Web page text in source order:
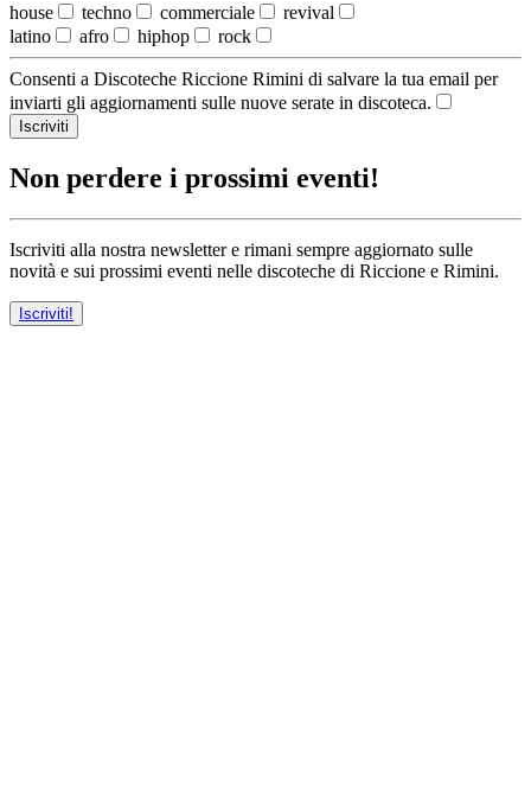
house techno commerciale
revival
latino
afro hiphop rock
Consenti a Discoteche Riccione Rimini di salvare la tua email per
inviarti gli aggiornamenti sulle nuove serate in discoteca.
Iscriviti
Non perdere i prossimi eventi!
Iscriviti alla nostra newsletter e rimani sempre aggiornato sulle
novità e sui prossimi eventi nelle discoteche di Riccione e Rimini.
Iscriviti!